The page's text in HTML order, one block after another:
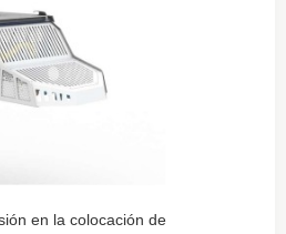
en la colocación de